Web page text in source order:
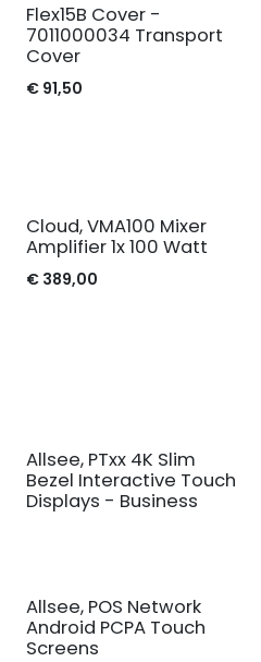
Flex15B Cover -
7011000034 Transport
Cover
€ 91,50
Cloud, VMA100 Mixer
Amplifier 1x 100 Watt
€ 389,00
Allsee, PTxx 4K Slim
Bezel Interactive Touch
Displays - Business
Allsee, POS Network
Android PCPA Touch
Screens